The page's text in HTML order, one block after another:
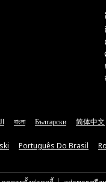
বাংলা Български 简体中文
Português Do Brasil